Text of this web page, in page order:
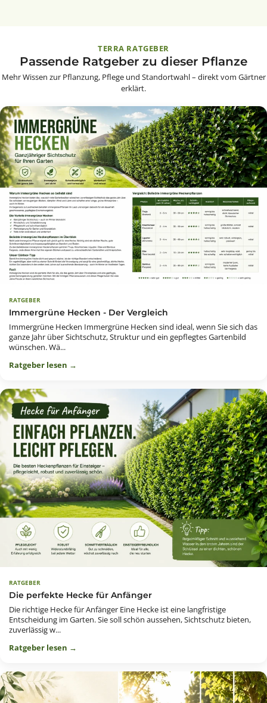
TERRA RATGEBER
Passende Ratgeber zu dieser Pflanze
Mehr Wissen zur Pflanzung, Pflege und Standortwahl – direkt vom Gärtner
erklärt.
RATGEBER
Immergrüne Hecken - Der Vergleich
Immergrüne Hecken Immergrüne Hecken sind ideal, wenn Sie sich das
ganze Jahr über Sichtschutz, Struktur und ein gepflegtes Gartenbild
wünschen. Wä...
Ratgeber lesen →
RATGEBER
Die perfekte Hecke für Anfänger
Die richtige Hecke für Anfänger Eine Hecke ist eine langfristige
Entscheidung im Garten. Sie soll schön aussehen, Sichtschutz bieten,
zuverlässig w...
Ratgeber lesen →